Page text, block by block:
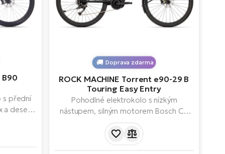
B90
s přední
a deseti
CX
Doprava zdarma
ROCK MACHINE Torrent e90-29 B
Touring Easy Entry
Pohodlné elektrokolo s nízkým
nástupem, silným motorem Bosch CX
150 km. Nabízí odpruženou vidlici,